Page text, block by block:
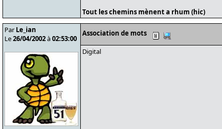
Tout les chemins mènent a rhum (hic)
Par Le_ian
Le26/04/2002à02:53:00
Association de mots
Digital